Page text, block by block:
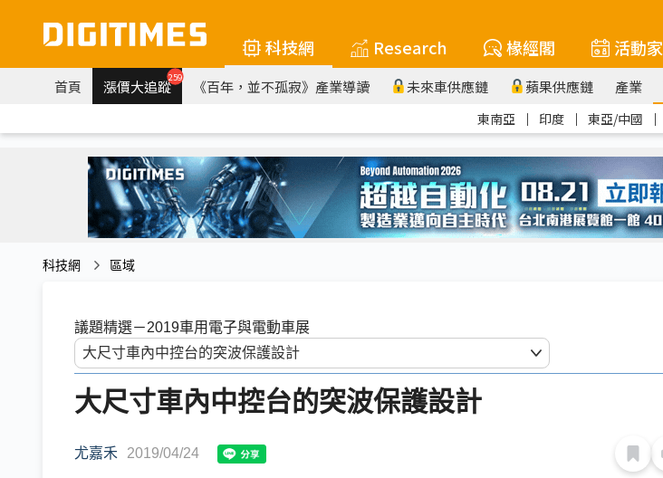
科技網 Research 椽經閣 活動家
首頁 漲價大追蹤259 《百年，並不孤寂》產業導讀 未來車供應鏈 蘋果供應鏈 產業
東南亞 ｜ 印度 ｜ 東亞/中國 ｜
科技網 區域
議題精選－2019車用電子與電動車展
大尺寸車內中控台的突波保護設計
尤嘉禾 2019/04/24